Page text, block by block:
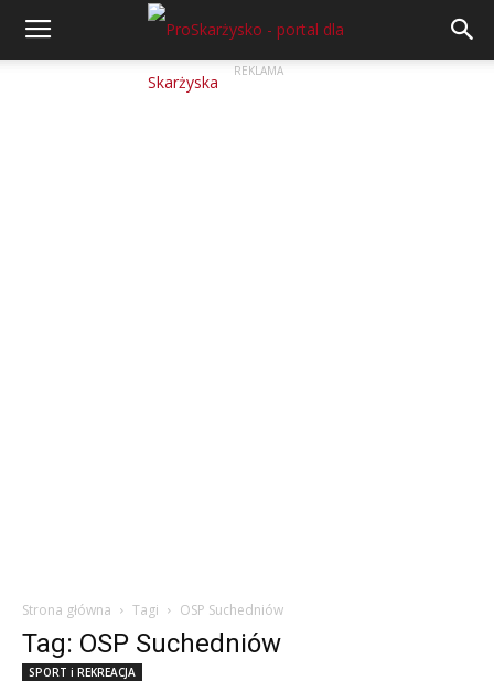
REKLAMA
Strona główna Tagi OSP Suchedniów
Tag: OSP Suchedniów
SPORT i REKREACJA